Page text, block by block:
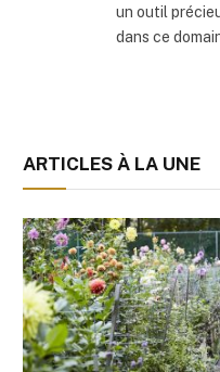
un outil
dans ce
ARTICLES À LA UNE